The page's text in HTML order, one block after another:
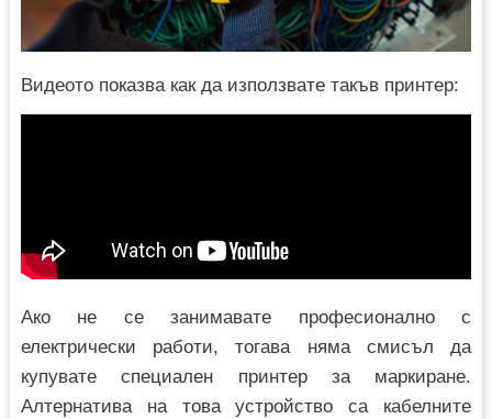
Видеото показва как да използвате такъв принтер:
Ако не се занимавате професионално с
електрически работи, тогава няма смисъл да
купувате специален принтер за маркиране.
Алтернатива на това устройство са кабелните